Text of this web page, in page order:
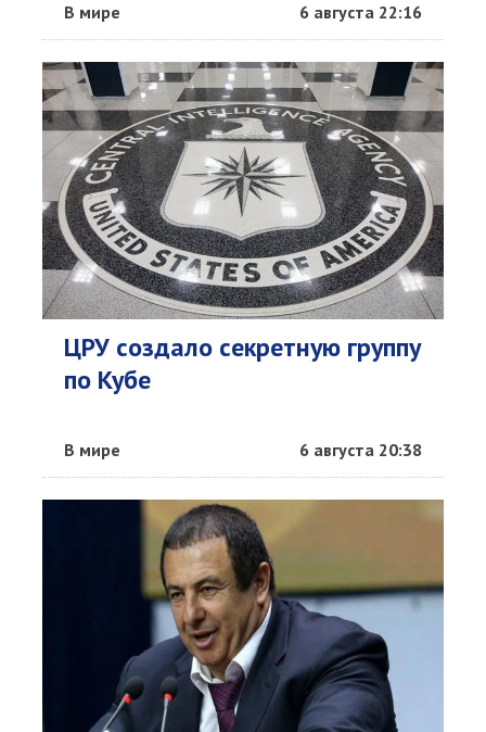
В мире 6 августа 22:16
ЦРУ создало секретную группу
по Кубе
В мире 6 августа 20:38